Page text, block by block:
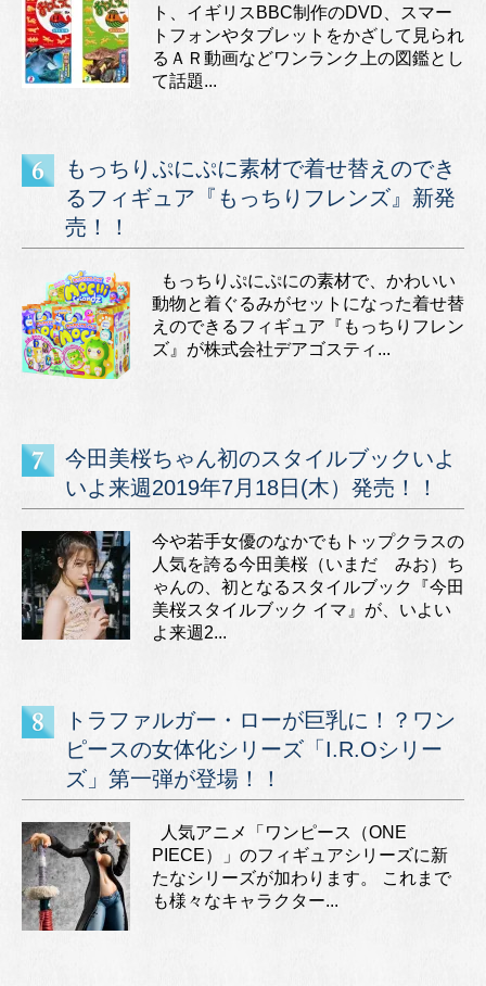
ト、イギリスBBC制作のDVD、スマー
トフォンやタブレットをかざして見られ
るＡＲ動画などワンランク上の図鑑とし
て話題...
もっちりぷにぷに素材で着せ替えのでき
るフィギュア『もっちりフレンズ』新発
売！！
もっちりぷにぷにの素材で、かわいい
動物と着ぐるみがセットになった着せ替
えのできるフィギュア『もっちりフレン
ズ』が株式会社デアゴスティ...
今田美桜ちゃん初のスタイルブックいよ
いよ来週2019年7月18日(木）発売！！
今や若手女優のなかでもトップクラスの
人気を誇る今田美桜（いまだ みお）ち
ゃんの、初となるスタイルブック『今田
美桜スタイルブック イマ』が、いよい
よ来週2...
トラファルガー・ローが巨乳に！？ワン
ピースの女体化シリーズ「I.R.Oシリー
ズ」第一弾が登場！！
人気アニメ「ワンピース（ONE
PIECE）」のフィギュアシリーズに新
たなシリーズが加わります。 これまで
も様々なキャラクター...